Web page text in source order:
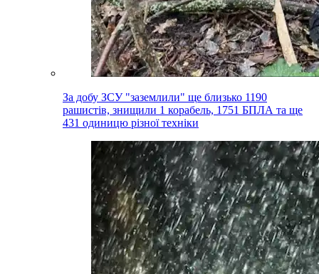
За добу ЗСУ "заземлили" ще близько 1190
рашистів, знищили 1 корабель, 1751 БПЛА та ще
431 одиницю різної техніки